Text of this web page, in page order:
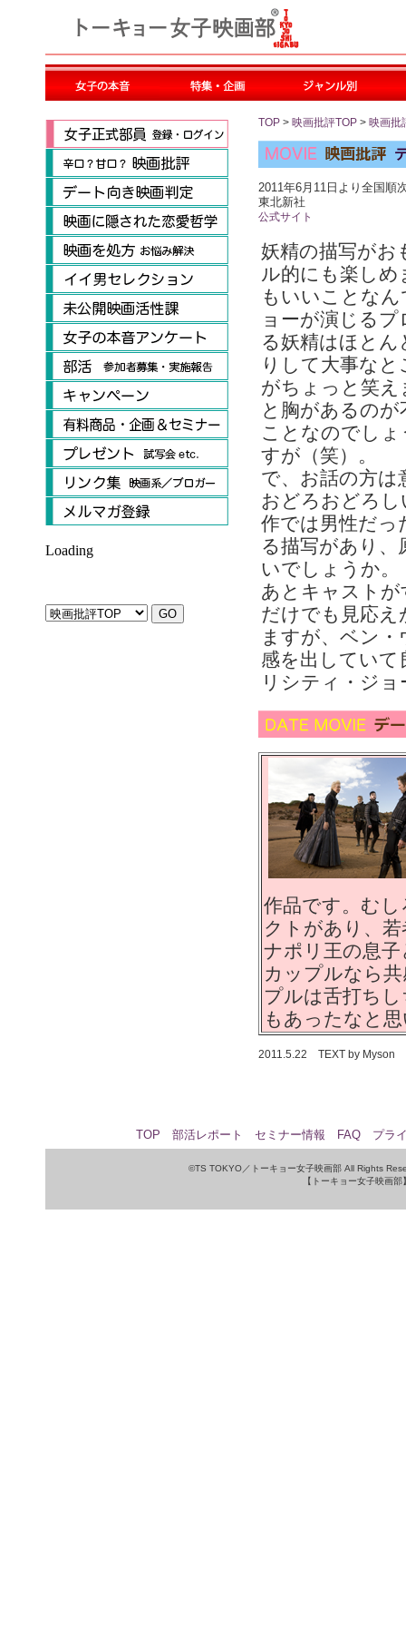
Loading
TOP > 映画批評TOP > 映画批
2011年6月11日より全国順
東北新社
公式サイト
妖精の描写がお
ル的にも楽し
もいいことな
ョーが演じる
る妖精はほとん
りして大事な
がちょっと笑
と胸があるの
ことなのでし
すが（笑）。
で、お話の方は
おどろおどろ
作では男性だっ
る描写があり
いでしょうか。
あとキャスト
だけでも見応え
ますが、ベン
感を出してい
リシティ・ジ
作品です。む
クトがあり、
ナポリ王の息
カップルなら
プルは舌打ち
もあったなと
2011.5.22 TEXT by Myson
TOP 部活レポート セミナー情報 FAQ プラ
©TS TOKYO／トーキョー女子映画部 All Rights
【トーキョー女子映画